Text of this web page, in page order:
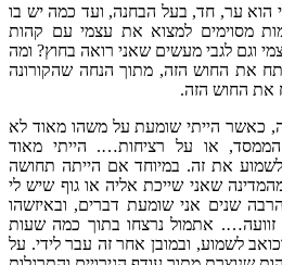
הוא ער, חד, בעל הבחנה, ועד כמה יש בו
מסוימים למצוא את עצמי עם קהות
וגם לגבי מעשים שאני רואה בחוץ? ומה
את החוש הזה, מתוך הנחה שהקורונה
את החוש הזה.
כאשר הייתי שומעת על משהו מאוד לא
או על רציחות…. הייתי מאוד
את זה. במיוחד אם הייתה תחושה
שאני שייכת אליה או גוף שיש לי
שנים אני שומעת דברים, ובאיזשהו
זוועה…. אתמול נרצחו בתוך כמה שעות
לשמוע, ובמובן אחר זה עבר לידי. על